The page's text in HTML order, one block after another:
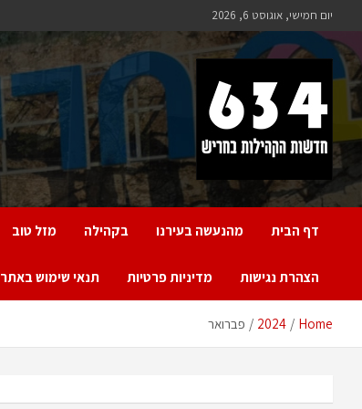
content
יום חמישי, אוגוסט 6, 2026
חריש 634
חדשות הקהילות בחריש
דף הבית מהנעשה בעירנו בקהילה מזל טוב
הצהרת נגישות מדיניות פרטיות תנאי שימוש באתר
Home
2024 פברואר